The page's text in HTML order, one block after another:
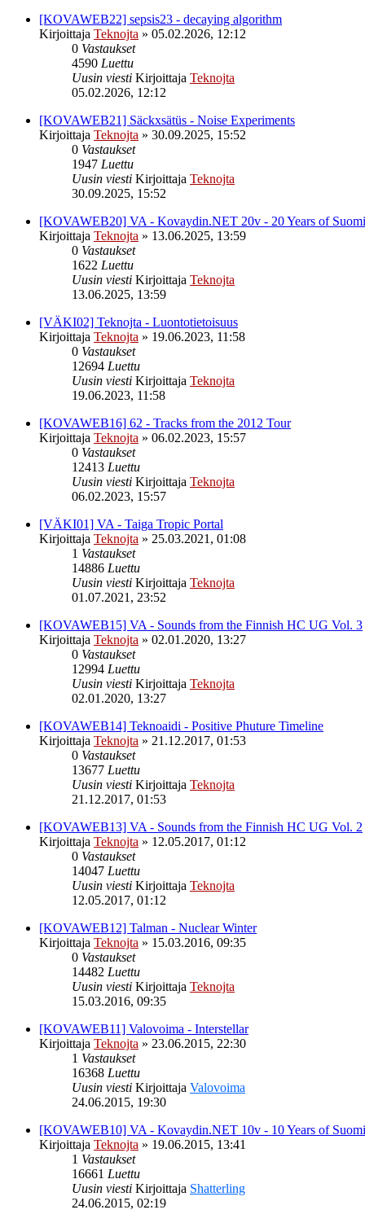
[KOVAWEB22] sepsis23 - decaying algorithm
Kirjoittaja Teknojta » 05.02.2026, 12:12
0 Vastaukset
4590 Luettu
Uusin viesti Kirjoittaja Teknojta
05.02.2026, 12:12
[KOVAWEB21] Säckxsätüs - Noise Experiments
Kirjoittaja Teknojta » 30.09.2025, 15:52
0 Vastaukset
1947 Luettu
Uusin viesti Kirjoittaja Teknojta
30.09.2025, 15:52
[KOVAWEB20] VA - Kovaydin.NET 20v - 20 Years of
Kirjoittaja Teknojta » 13.06.2025, 13:59
0 Vastaukset
1622 Luettu
Uusin viesti Kirjoittaja Teknojta
13.06.2025, 13:59
[VÄKI02] Teknojta - Luontotietoisuus
Kirjoittaja Teknojta » 19.06.2023, 11:58
0 Vastaukset
12694 Luettu
Uusin viesti Kirjoittaja Teknojta
19.06.2023, 11:58
[KOVAWEB16] 62 - Tracks from the 2012 Tour
Kirjoittaja Teknojta » 06.02.2023, 15:57
0 Vastaukset
12413 Luettu
Uusin viesti Kirjoittaja Teknojta
06.02.2023, 15:57
[VÄKI01] VA - Taiga Tropic Portal
Kirjoittaja Teknojta » 25.03.2021, 01:08
1 Vastaukset
14886 Luettu
Uusin viesti Kirjoittaja Teknojta
01.07.2021, 23:52
[KOVAWEB15] VA - Sounds from the Finnish HC UG Vol. 3
Kirjoittaja Teknojta » 02.01.2020, 13:27
0 Vastaukset
12994 Luettu
Uusin viesti Kirjoittaja Teknojta
02.01.2020, 13:27
[KOVAWEB14] Teknoaidi - Positive Phuture Timeline
Kirjoittaja Teknojta » 21.12.2017, 01:53
0 Vastaukset
13677 Luettu
Uusin viesti Kirjoittaja Teknojta
21.12.2017, 01:53
[KOVAWEB13] VA - Sounds from the Finnish HC UG Vol. 2
Kirjoittaja Teknojta » 12.05.2017, 01:12
0 Vastaukset
14047 Luettu
Uusin viesti Kirjoittaja Teknojta
12.05.2017, 01:12
[KOVAWEB12] Talman - Nuclear Winter
Kirjoittaja Teknojta » 15.03.2016, 09:35
0 Vastaukset
14482 Luettu
Uusin viesti Kirjoittaja Teknojta
15.03.2016, 09:35
[KOVAWEB11] Valovoima - Interstellar
Kirjoittaja Teknojta » 23.06.2015, 22:30
1 Vastaukset
16368 Luettu
Uusin viesti Kirjoittaja Valovoima
24.06.2015, 19:30
[KOVAWEB10] VA - Kovaydin.NET 10v - 10 Years of
Kirjoittaja Teknojta » 19.06.2015, 13:41
1 Vastaukset
16661 Luettu
Uusin viesti Kirjoittaja Shatterling
24.06.2015, 02:19